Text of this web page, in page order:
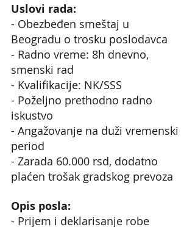
Uslovi rada:
- Obezbeđen smeštaj u
Beogradu o trosku poslodavca
- Radno vreme: 8h dnevno,
smenski rad
- Kvalifikacije: NK/SSS
- Poželjno prethodno radno
iskustvo
- Angažovanje na duži vremenski
period
- Zarada 60.000 rsd, dodatno
plaćen trošak gradskog prevoza
Opis posla:
- Prijem i deklarisanje robe